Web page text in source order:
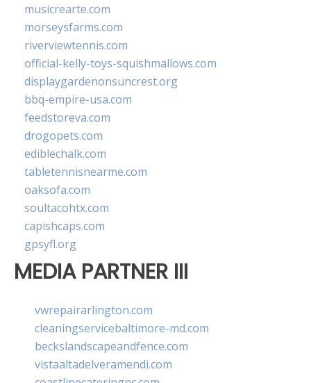
musicrearte.com
morseysfarms.com
riverviewtennis.com
official-kelly-toys-squishmallows.com
displaygardenonsuncrest.org
bbq-empire-usa.com
feedstoreva.com
drogopets.com
ediblechalk.com
tabletennisnearme.com
oaksofa.com
soultacohtx.com
capishcaps.com
gpsyfl.org
MEDIA PARTNER III
vwrepairarlington.com
cleaningservicebaltimore-md.com
beckslandscapeandfence.com
vistaaltadelveramendi.com